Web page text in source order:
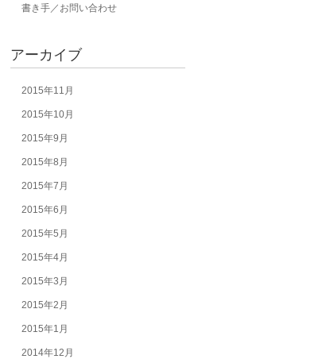
書き手／お問い合わせ
アーカイブ
2015年11月
2015年10月
2015年9月
2015年8月
2015年7月
2015年6月
2015年5月
2015年4月
2015年3月
2015年2月
2015年1月
2014年12月